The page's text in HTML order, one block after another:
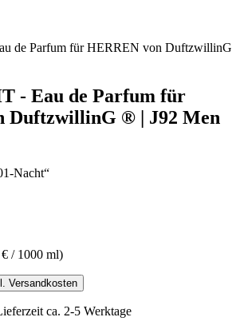
- Eau de Parfum für
DuftzwillinG ® | J92 Men
Nacht“
/ 1000 ml)
Versandkosten
ca. 2-5 Werktage